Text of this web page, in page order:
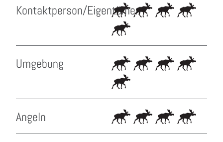
Kontaktperson/Eigentümer
Umgebung
Angeln